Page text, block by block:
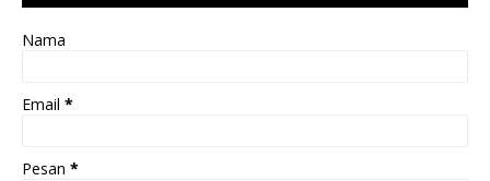
Nama
Email *
Pesan *